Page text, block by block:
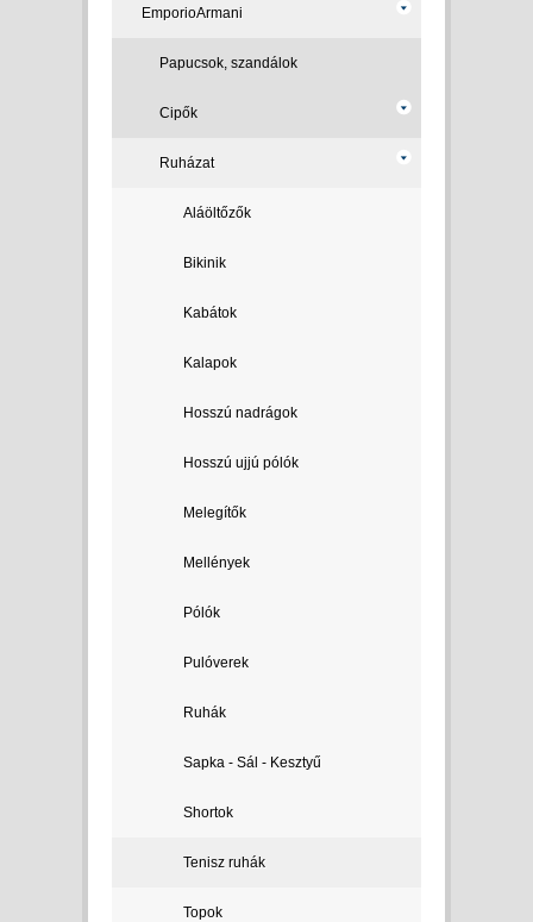
EmporioArmani
Papucsok, szandálok
Cipők
Ruházat
Aláöltőzők
Bikinik
Kabátok
Kalapok
Hosszú nadrágok
Hosszú ujjú pólók
Melegítők
Mellények
Pólók
Pulóverek
Ruhák
Sapka - Sál - Kesztyű
Shortok
Tenisz ruhák
Topok